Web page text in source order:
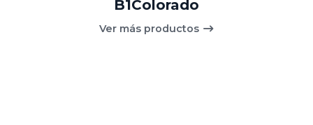
B1Colorado
Ver más productos